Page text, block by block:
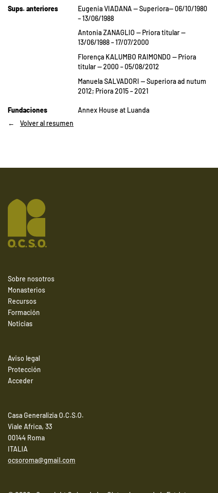
Sups. anteriores
Eugenia VIADANA — Superiora— 06/10/1980
– 13/06/1988
Antonia ZANAGLIO — Priora titular —
13/06/1988 – 17/07/2000
Florença KALUMBO RAIMONDO — Priora
titular — 2000 – 05/08/2012
Manuela SALVADORI — Superiora ad nutum
2012; Priora 2015 – 2021
Fundaciones
Annex House at Luanda
Volver al resumen
Sobre nosotros
Monasterios
Recursos
Formación
Noticias
Aviso legal
Protección
Acceder
Casa Generalizia O.C.S.O.
Viale Africa, 33
00144 Roma
ITALIA
ocsoroma@gmail.com